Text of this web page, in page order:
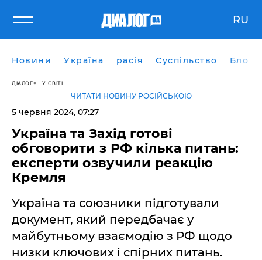
RU
Новини Україна расія Суспільство Блоги
ДІАЛОГ У СВІТІ
ЧИТАТИ НОВИНУ РОСІЙСЬКОЮ
5 червня 2024, 07:27
Україна та Захід готові
обговорити з РФ кілька питань:
експерти озвучили реакцію
Кремля
Україна та союзники підготували
документ, який передбачає у
майбутньому взаємодію з РФ щодо
низки ключових і спірних питань.